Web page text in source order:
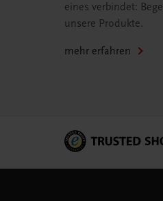
eines verbindet:
unsere Produkte.
mehr erfahren